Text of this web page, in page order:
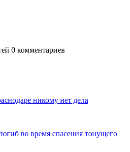
0 комментариев
никому нет дела
во время спасения тонущего